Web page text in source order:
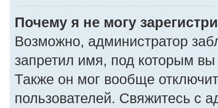
Почему я не могу
Возможно, администратор
запретил имя, под которым вы
Также он мог вообще
пользователей. Свяжитесь с